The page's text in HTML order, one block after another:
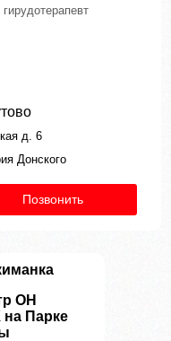
д. 6
Донского
Позвонить
ОН
Парке